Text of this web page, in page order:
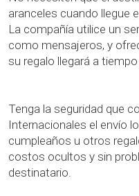
aranceles cuando llegue
La compañía utilice un
como mensajeros, y
su regalo llegará a
Tenga la seguridad que
Internacionales el envío
cumpleaños u otros
costos ocultos y sin
destinatario.